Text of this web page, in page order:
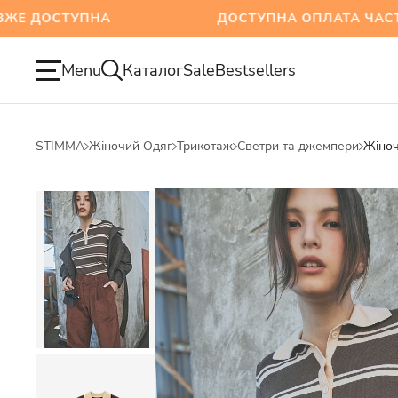
ДОСТУПНА ОПЛАТА
Menu КаталогSaleBestsellers
STIMMA Жіночий Одяг Трикотаж Светри та джемпери